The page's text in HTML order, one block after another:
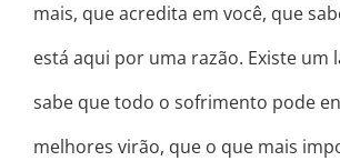
mais, que acredita em você, que
está aqui por uma razão. Existe um
sabe que todo o sofrimento pode
melhores virão, que o que mais